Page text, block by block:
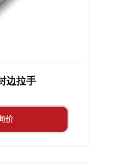
边拉手
价